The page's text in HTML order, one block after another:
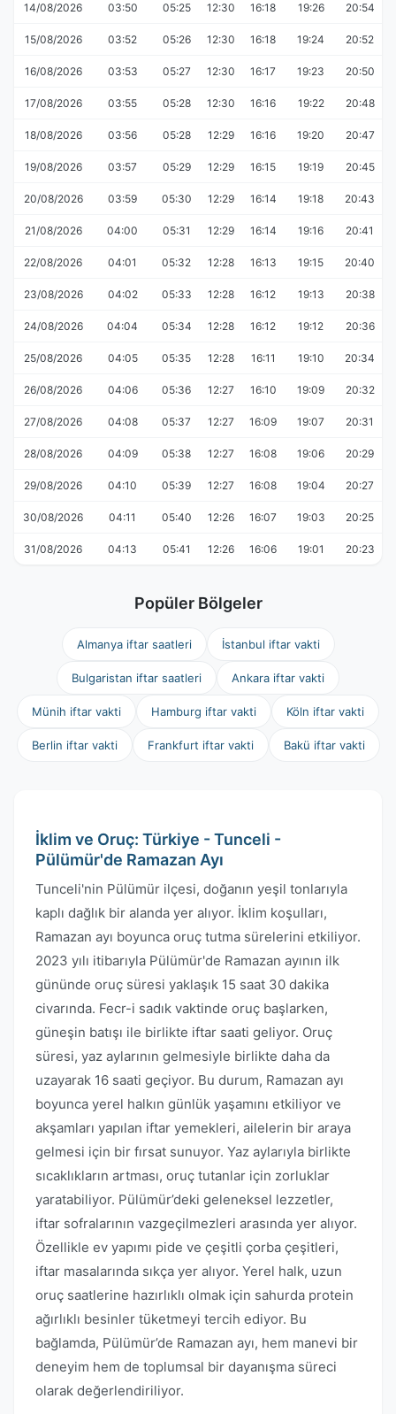
14/08/2026 03:50 05:25 12:30 16:18 19:26 20:54
15/08/2026 03:52 05:26 12:30 16:18 19:24 20:52
16/08/2026 03:53 05:27 12:30 16:17 19:23 20:50
17/08/2026 03:55 05:28 12:30 16:16 19:22 20:48
18/08/2026 03:56 05:28 12:29 16:16 19:20 20:47
19/08/2026 03:57 05:29 12:29 16:15 19:19 20:45
20/08/2026 03:59 05:30 12:29 16:14 19:18 20:43
21/08/2026 04:00 05:31 12:29 16:14 19:16 20:41
22/08/2026 04:01 05:32 12:28 16:13 19:15 20:40
23/08/2026 04:02 05:33 12:28 16:12 19:13 20:38
24/08/2026 04:04 05:34 12:28 16:12 19:12 20:36
25/08/2026 04:05 05:35 12:28 16:11 19:10 20:34
26/08/2026 04:06 05:36 12:27 16:10 19:09 20:32
27/08/2026 04:08 05:37 12:27 16:09 19:07 20:31
28/08/2026 04:09 05:38 12:27 16:08 19:06 20:29
29/08/2026 04:10 05:39 12:27 16:08 19:04 20:27
30/08/2026 04:11 05:40 12:26 16:07 19:03 20:25
31/08/2026 04:13 05:41 12:26 16:06 19:01 20:23
Popüler Bölgeler
Almanya iftar saatleri İstanbul iftar vakti
Bulgaristan iftar saatleri Ankara iftar vakti
Münih iftar vakti Hamburg iftar vakti Köln iftar vakti
Berlin iftar vakti Frankfurt iftar vakti Bakü iftar vakti
İklim ve Oruç: Türkiye - Tunceli -
Pülümür'de Ramazan Ayı
Tunceli'nin Pülümür ilçesi, doğanın yeşil tonlarıyla
kaplı dağlık bir alanda yer alıyor. İklim koşulları,
Ramazan ayı boyunca oruç tutma sürelerini etkiliyor.
2023 yılı itibarıyla Pülümür'de Ramazan ayının ilk
gününde oruç süresi yaklaşık 15 saat 30 dakika
civarında. Fecr-i sadık vaktinde oruç başlarken,
güneşin batışı ile birlikte iftar saati geliyor. Oruç
süresi, yaz aylarının gelmesiyle birlikte daha da
uzayarak 16 saati geçiyor. Bu durum, Ramazan ayı
boyunca yerel halkın günlük yaşamını etkiliyor ve
akşamları yapılan iftar yemekleri, ailelerin bir araya
gelmesi için bir fırsat sunuyor. Yaz aylarıyla birlikte
sıcaklıkların artması, oruç tutanlar için zorluklar
yaratabiliyor. Pülümür’deki geleneksel lezzetler,
iftar sofralarının vazgeçilmezleri arasında yer alıyor.
Özellikle ev yapımı pide ve çeşitli çorba çeşitleri,
iftar masalarında sıkça yer alıyor. Yerel halk, uzun
oruç saatlerine hazırlıklı olmak için sahurda protein
ağırlıklı besinler tüketmeyi tercih ediyor. Bu
bağlamda, Pülümür’de Ramazan ayı, hem manevi bir
deneyim hem de toplumsal bir dayanışma süreci
olarak değerlendiriliyor.